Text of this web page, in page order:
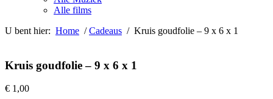
Alle films
U bent hier: Home /Cadeaus / Kruis goudfolie – 9 x 6 x 1
Kruis goudfolie – 9 x 6 x 1
€ 1,00